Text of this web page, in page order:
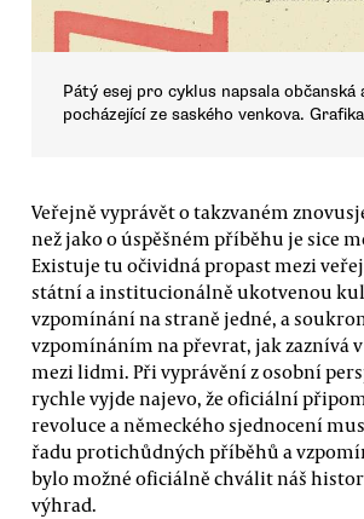
Pátý esej pro cyklus napsala občanská
pocházející ze saského venkova.
Veřejně vyprávět o takzvaném
než jako o úspěšném příběhu je sice
Existuje tu očividná propast mezi
státní a institucionálně ukotvenou
vzpomínání na straně jedné, a
vzpomínáním na převrat, jak zaznívá
mezi lidmi. Při vyprávění z osobní
rychle vyjde najevo, že oficiální
revoluce a německého sjednocení
řadu protichůdných příběhů a
bylo možné oficiálně chválit náš
výhrad.